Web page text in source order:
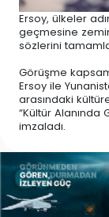
Ersoy, ülkeler
geçmesine
sözlerini
Görüşme
Ersoy ile
arasındaki
“Kültür Alanında
imzaladı.